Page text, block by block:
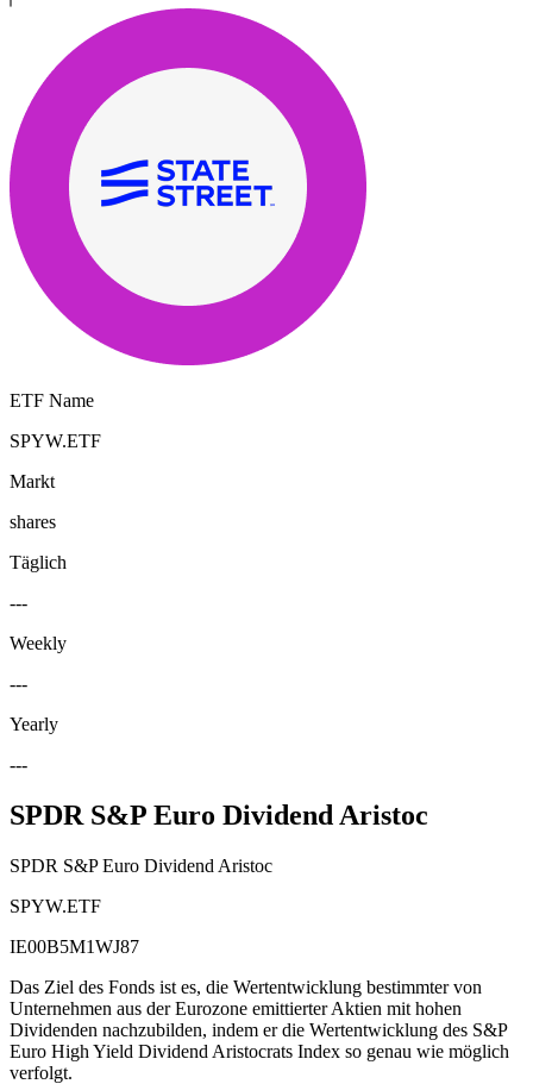
ETF Name
SPYW.ETF
Markt
shares
Täglich
---
Weekly
---
Yearly
---
SPDR S&P Euro Dividend Aristoc
SPDR S&P Euro Dividend Aristoc
SPYW.ETF
IE00B5M1WJ87
Das Ziel des Fonds ist es, die Wertentwicklung bestimmter von
Unternehmen aus der Eurozone emittierter Aktien mit hohen
Dividenden nachzubilden, indem er die Wertentwicklung des S&P
Euro High Yield Dividend Aristocrats Index so genau wie möglich
verfolgt.